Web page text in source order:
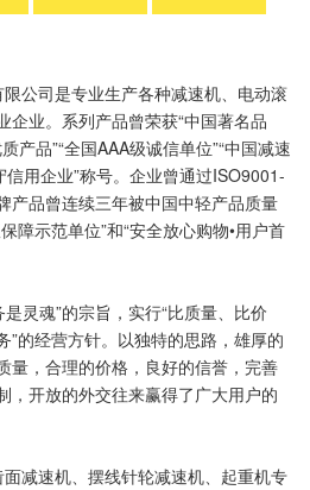
公司是专业生产各种减速机、电动滚
企业。系列产品曾荣获“中国著名品
产品”“全国AAA级诚信单位”“中国减速
用企业”称号。企业曾通过ISO9001-
产品曾连续三年被中国中轻产品质量
障示范单位”和“安全放心购物•用户首
灵魂”的宗旨，实行“比质量、比价
”的经营方针。以独特的思路，雄厚的
量，合理的价格，良好的信誉，完善
，开放的外交往来赢得了广大用户的
减速机、摆线针轮减速机、起重机专